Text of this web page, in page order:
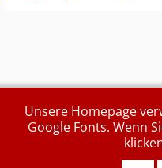
Unsere Homepage
Google Fonts. Wenn